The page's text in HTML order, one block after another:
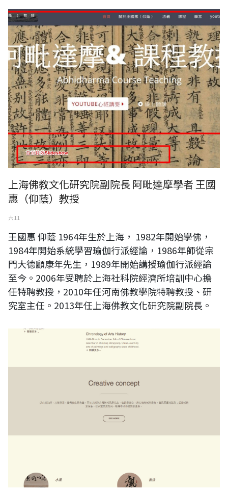
阿毗達摩學者 王國惠（仰蔭）教授官方網站
上海佛教文化研究院副院長 阿毗達摩學者 王國
惠（仰蔭）教授
六 11
王國惠 仰蔭 1964年生於上海， 1982年開始學佛，
1984年開始系統學習瑜伽行派經論，1986年師從宗
門大德顧康年先生，1989年開始講授瑜伽行派經論
至今。2006年受聘於上海社科院經濟所培訓中心擔
任特聘教授，2010年任河南佛教學院特聘教授、研
究室主任。2013年任上海佛教文化研究院副院長。